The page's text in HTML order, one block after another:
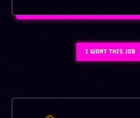
I WANT THIS JOB